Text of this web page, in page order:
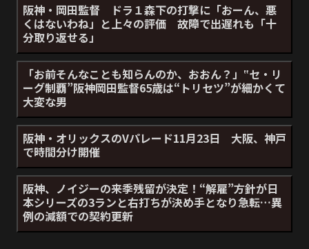
阪神・岡田監督 ドラ１森下の打撃に「おーん、悪
くはないわね」と上々の評価 故障で出遅れも「十
分取り返せる」
「お前そんなことも知らんのか、おおん？」‟セ・リ
ーグ制覇”阪神岡田監督65歳は“トリセツ”が細かくて
大変な男
阪神・オリックスのVパレード11月23日 大阪、神戸
で時間分け開催
阪神、ノイジーの来季残留が決定！“解雇”方針が日
本シリーズの3ランと右打ちが決め手となり急転…異
例の減額での契約更新